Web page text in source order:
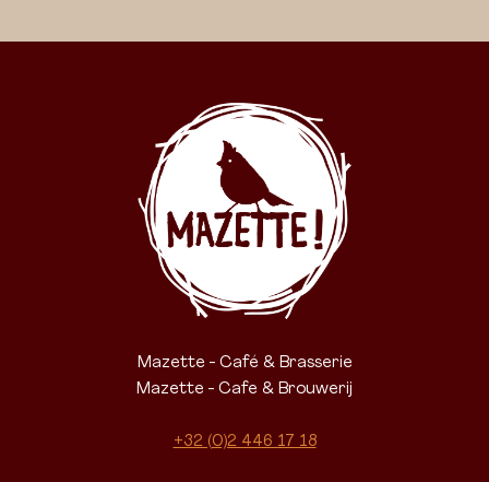
Mazette - Café & Brasserie
Mazette - Cafe & Brouwerij
+32 (0)2 446 17 18